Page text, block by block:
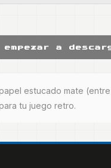
a
estucado mate
tu juego retro.